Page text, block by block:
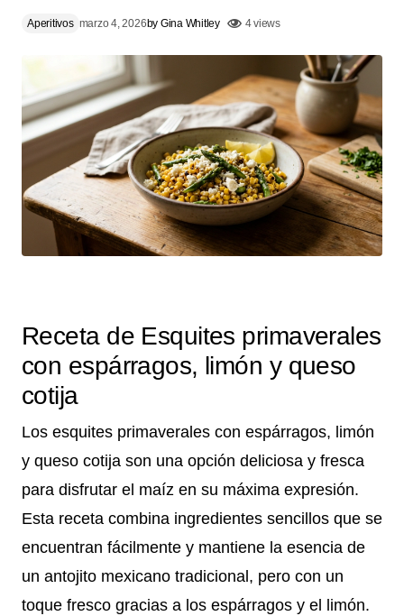
Aperitivos marzo 4, 2026by Gina Whitley 4 views
Receta de Esquites primaverales
con espárragos, limón y queso
cotija
Los esquites primaverales con espárragos, limón
y queso cotija son una opción deliciosa y fresca
para disfrutar el maíz en su máxima expresión.
Esta receta combina ingredientes sencillos que se
encuentran fácilmente y mantiene la esencia de
un antojito mexicano tradicional, pero con un
toque fresco gracias a los espárragos y el limón.